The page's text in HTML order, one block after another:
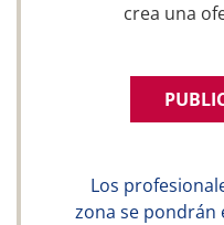
crea una
Los
zona se